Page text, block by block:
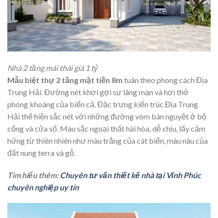
Nhà 2 tầng mái thái giá 1 tỷ
Mẫu biệt thự 2 tầng mặt tiền 8m tuân theo phong cách Địa
Trung Hải. Đường nét khơi gợi sự lãng mạn và hơi thở
phóng khoáng của biển cả. Đặc trưng kiến trúc Địa Trung
Hải thể hiện sắc nét với những đường vòm bán nguyệt ở bộ
cổng và cửa sổ. Màu sắc ngoại thất hài hòa, dễ chịu, lấy cảm
hứng từ thiên nhiên như màu trắng của cát biển, màu nâu của
đất nung terra và gỗ.
Tìm hiểu thêm:Chuyên tư vấn thiết kế nhà tại Vĩnh Phúc
chuyên nghiệp uy tín